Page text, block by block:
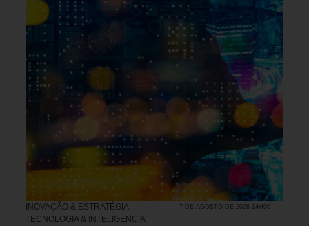
INOVAÇÃO & ESTRATÉGIA,
TECNOLOGIA & INTELIGENCIA
7 DE AGOSTO DE 2026 14H00